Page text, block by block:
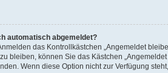
automatisch abgemeldet?
das Kontrollkästchen „Angemeldet
bleiben, können Sie das Kästchen
Wenn diese Option nicht zur Verfügung